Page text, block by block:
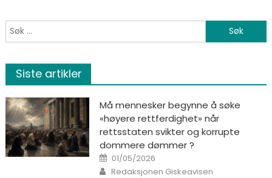
Søk etter:
Siste artikler
Må mennesker begynne å søke
«høyere rettferdighet» når
rettsstaten svikter og korrupte
dommere dømmer ?
Posted on
01/05/2026
Author
Redaksjonen Giskeavisen